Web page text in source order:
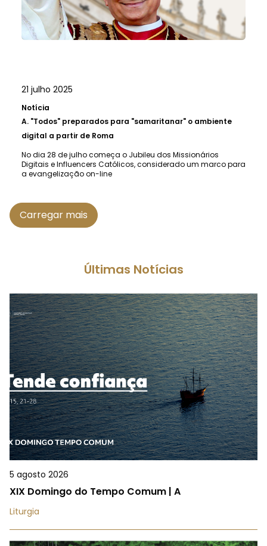
21 julho 2025
Notícia
A. "Todos" preparados para "samaritanar" o ambiente
digital a partir de Roma
No dia 28 de julho começa o Jubileu dos Missionários
Digitais e Influencers Católicos, considerado um marco para
a evangelização on-line
Carregar mais
Últimas Notícias
5 agosto 2026
XIX Domingo do Tempo Comum | A
Liturgia